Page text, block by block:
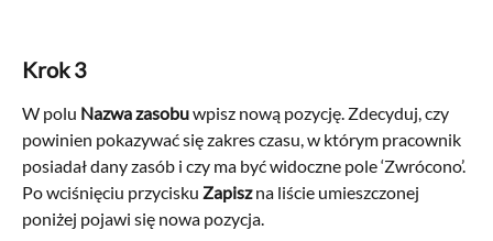
Krok 3
W polu Nazwa zasobu wpisz nową pozycję. Zdecyduj, czy
powinien pokazywać się zakres czasu, w którym pracownik
posiadał dany zasób i czy ma być widoczne pole ‘Zwrócono’.
Po wciśnięciu przycisku Zapisz na liście umieszczonej
poniżej pojawi się nowa pozycja.